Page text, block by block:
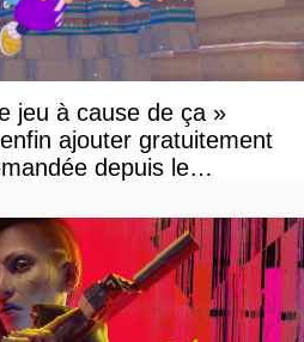
jeu à cause de ça »
ajouter gratuitement
depuis le